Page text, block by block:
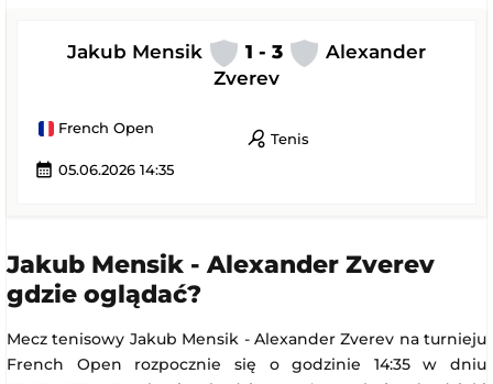
Jakub Mensik 1 - 3
Alexander
Zverev
French Open
sports_tennis Tenis
calendar_month 05.06.2026 14:35
Jakub Mensik - Alexander Zverev
gdzie oglądać?
Mecz tenisowy Jakub Mensik - Alexander Zverev na turnieju
French Open rozpocznie się o godzinie 14:35 w dniu